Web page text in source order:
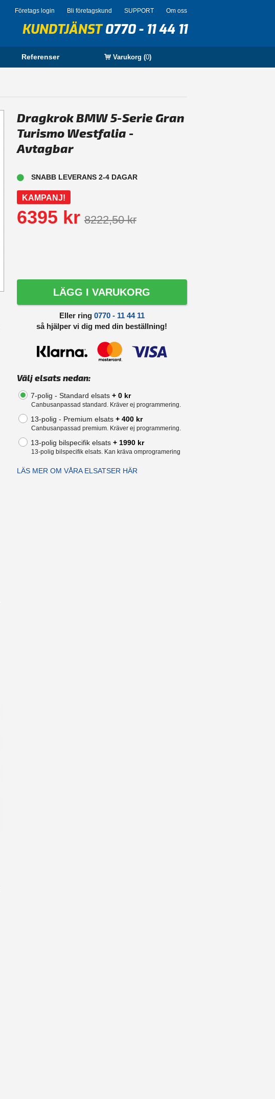
Företags login Bli företagskund SUPPORT Om oss
KUNDTJÄNST0770 - 11 44 11
Referenser Varukorg (0)
Dragkrok BMW 5-Serie Gran
Turismo Westfalia -
Avtagbar
SNABB LEVERANS 2-4 DAGAR
KAMPANJ!
6395 kr 8222,50 kr
LÄGG I VARUKORG
Eller ring 0770 - 11 44 11
så hjälper vi dig med din beställning!
Välj elsats nedan:
7-polig - Standard elsats + 0 kr
Canbusanpassad standard. Kräver ej programmering.
13-polig - Premium elsats + 400 kr
Canbusanpassad premium. Kräver ej programmering.
13-polig bilspecifik elsats + 1990 kr
13-polig bilspecifik elsats. Kan kräva omprogramering
LÄS MER OM VÅRA ELSATSER HÄR